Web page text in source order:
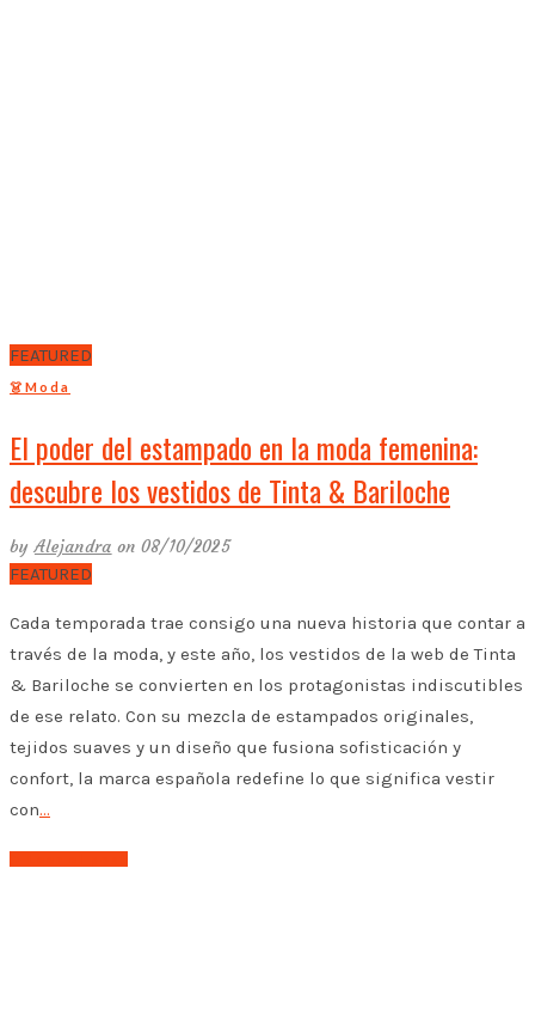
FEATURED
👗Moda
El poder del estampado en la moda femenina:
descubre los vestidos de Tinta & Bariloche
byAlejandra on 08/10/2025
FEATURED
Cada temporada trae consigo una nueva historia que contar a
través de la moda, y este año, los vestidos de la web de Tinta
& Bariloche se convierten en los protagonistas indiscutibles
de ese relato. Con su mezcla de estampados originales,
tejidos suaves y un diseño que fusiona sofisticación y
confort, la marca española redefine lo que significa vestir
con…